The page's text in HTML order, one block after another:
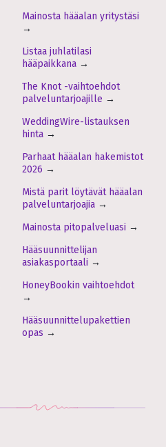
Mainosta hääalan yritystäsi
→
Listaa juhlatilasi
hääpaikkana →
The Knot -vaihtoehdot
palveluntarjoajille →
WeddingWire-listauksen
hinta →
Parhaat hääalan hakemistot
2026 →
Mistä parit löytävät hääalan
palveluntarjoajia →
Mainosta pitopalveluasi →
Hääsuunnittelijan
asiakasportaali →
HoneyBookin vaihtoehdot
→
Hääsuunnittelupakettien
opas →